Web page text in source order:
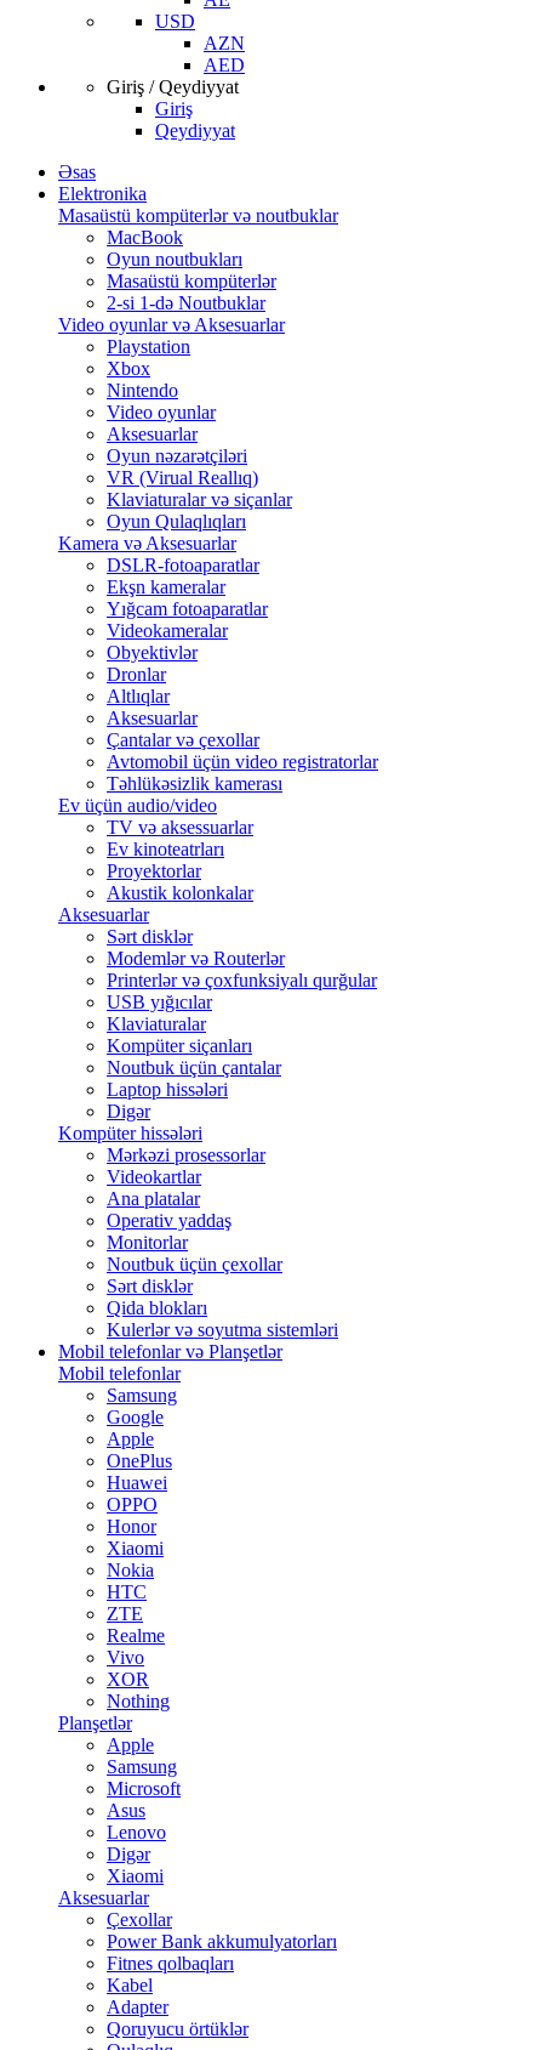
USD
AZN
AED
Giriş / Qeydiyyat
Giriş
Qeydiyyat
Əsas
Elektronika
Masaüstü kompüterlər və noutbuklar
MacBook
Oyun noutbukları
Masaüstü kompüterlər
2-si 1-də Noutbuklar
Video oyunlar və Aksesuarlar
Playstation
Xbox
Nintendo
Video oyunlar
Aksesuarlar
Oyun nəzarətçiləri
VR (Virual Reallıq)
Klaviaturalar və siçanlar
Oyun Qulaqlıqları
Kamera və Aksesuarlar
DSLR-fotoaparatlar
Ekşn kameralar
Yığcam fotoaparatlar
Videokameralar
Obyektivlər
Dronlar
Altlıqlar
Aksesuarlar
Çantalar və çexollar
Avtomobil üçün video registratorlar
Təhlükəsizlik kamerası
Ev üçün audio/video
TV və aksessuarlar
Ev kinoteatrları
Proyektorlar
Akustik kolonkalar
Aksesuarlar
Sərt disklər
Modemlər və Routerlər
Printerlər və çoxfunksiyalı qurğular
USB yığıcılar
Klaviaturalar
Kompüter siçanları
Noutbuk üçün çantalar
Laptop hissələri
Digər
Kompüter hissələri
Mərkəzi prosessorlar
Videokartlar
Ana platalar
Operativ yaddaş
Monitorlar
Noutbuk üçün çexollar
Sərt disklər
Qida blokları
Kulerlər və soyutma sistemləri
Mobil telefonlar və Planşetlər
Mobil telefonlar
Samsung
Google
Apple
OnePlus
Huawei
OPPO
Honor
Xiaomi
Nokia
HTC
ZTE
Realme
Vivo
XOR
Nothing
Planşetlər
Apple
Samsung
Microsoft
Asus
Lenovo
Digər
Xiaomi
Aksesuarlar
Çexollar
Power Bank akkumulyatorları
Fitnes qolbaqları
Kabel
Adapter
Qoruyucu örtüklər